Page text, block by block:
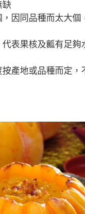
缺
，因同品種而太大個
表果核及瓤有足夠
按產地或品種而定，